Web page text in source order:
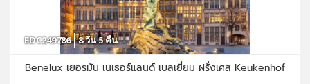
EDC249786 8 วัน 5 คืน
Benelux เยอรมัน เนเธอร์แลนด์ เบลเยี่ยม ฝรั่งเศส Keukenhof